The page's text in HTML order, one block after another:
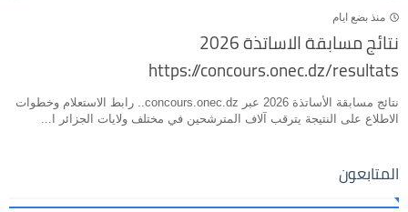
منذ بضع ايام
نتائج مسابقة الاساتذة 2026
https://concours.onec.dz/resultats
نتائج مسابقة الأساتذة 2026 عبر concours.onec.dz.. رابط الاستعلام وخطوات
الاطلاع على النتيجة يترقب آلاف المترشحين في مختلف ولايات الجزائر ا...
المتابعون